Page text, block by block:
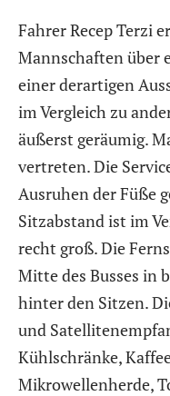
Fahrer Recep Terzi
Mannschaften über
einer derartigen
im Vergleich zu
äußerst geräumig.
vertreten. Die
Ausruhen der Füße
Sitzabstand ist im
recht groß. Die
Mitte des Busses in
hinter den Sitzen.
und
Kühlschränke,
Mikrowellenherde,